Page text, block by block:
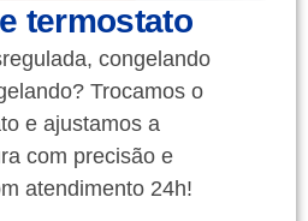
termostato
congelando
Trocamos o
e ajustamos a
com precisão e
atendimento 24h!